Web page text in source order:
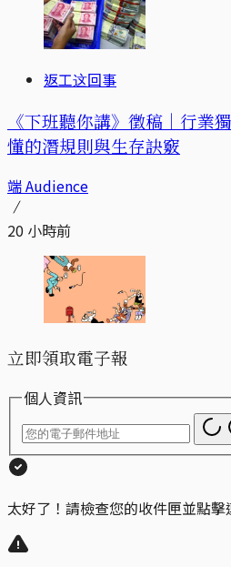
返工这回事
《下班聽你講》徵稿｜行業
懂的潛規則與生存訣竅
端 Audience
20 小時前
立即領取電子報
個人資訊
太好了！請檢查您的收件匣並點擊